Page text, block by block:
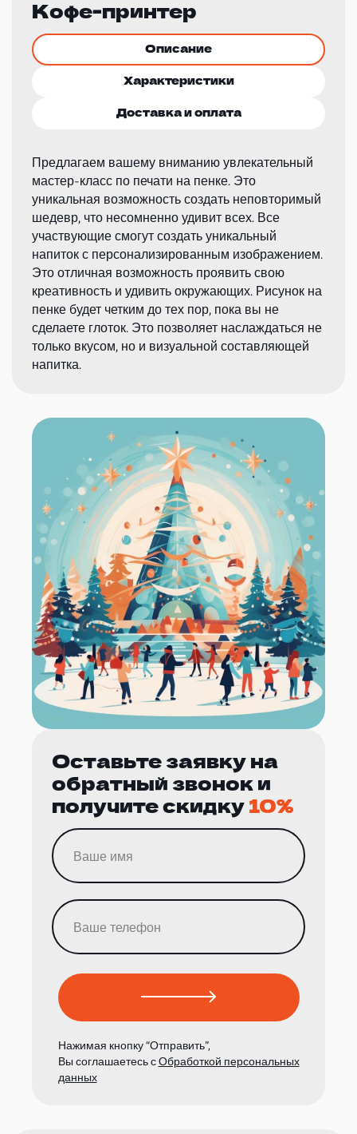
Кофе-принтер
Описание
Характеристики
Доставка и оплата
Предлагаем вашему вниманию увлекательный
мастер-класс по печати на пенке. Это
уникальная возможность создать неповторимый
шедевр, что несомненно удивит всех. Все
участвующие смогут создать уникальный
напиток с персонализированным изображением.
Это отличная возможность проявить свою
креативность и удивить окружающих. Рисунок на
пенке будет четким до тех пор, пока вы не
сделаете глоток. Это позволяет наслаждаться не
только вкусом, но и визуальной составляющей
напитка.
Оставьте заявку на
обратный звонок и
получите скидку10%
Нажимая кнопку “Отправить”,
Вы соглашаетесь сОбработкой персональных
данных